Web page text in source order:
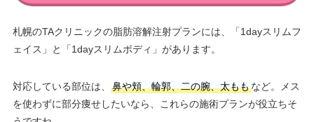
札幌のTAクリニックの脂肪溶解注射プランには、「1dayスリムフ
ェイス」と「1dayスリムボディ」があります。
対応している部位は、 鼻や頬、輪郭、二の腕、太ももなど。メス
を使わずに部分痩せしたいなら、これらの施術プランが役立ちそ